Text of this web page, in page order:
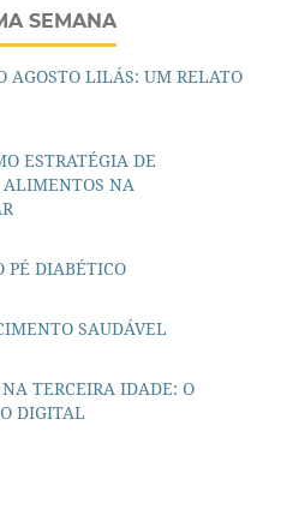
SEMANA
AGOSTO LILÁS: UM RELATO
ESTRATÉGIA DE
ALIMENTOS NA
PÉ DIABÉTICO
SAUDÁVEL
TERCEIRA IDADE: O
DIGITAL